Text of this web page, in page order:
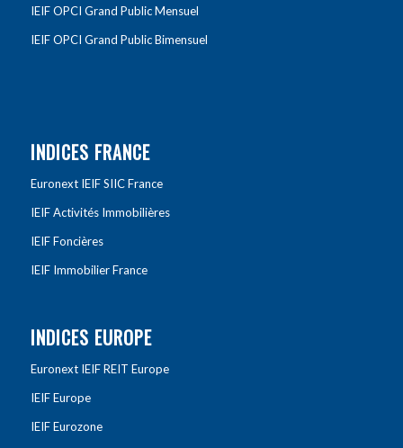
IEIF OPCI Grand Public Mensuel
IEIF OPCI Grand Public Bimensuel
INDICES FRANCE
Euronext IEIF SIIC France
IEIF Activités Immobilières
IEIF Foncières
IEIF Immobilier France
INDICES EUROPE
Euronext IEIF REIT Europe
IEIF Europe
IEIF Eurozone